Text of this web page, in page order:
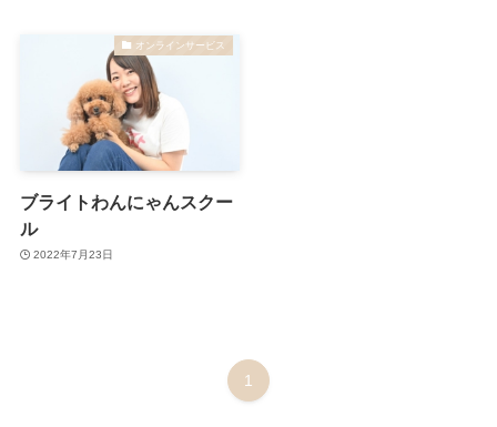
オンラインサービス
ブライトわんにゃんスクー
ル
2022年7月23日
1